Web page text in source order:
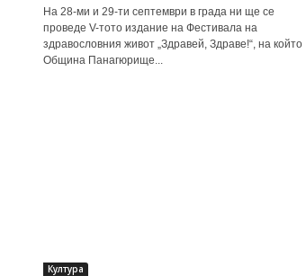
​На 28-ми и 29-ти септември в града ни ще се
проведе V-тото издание на Фестивала на
здравословния живот „Здравей, Здраве!“, на който
Община Панагюрище...
Култура